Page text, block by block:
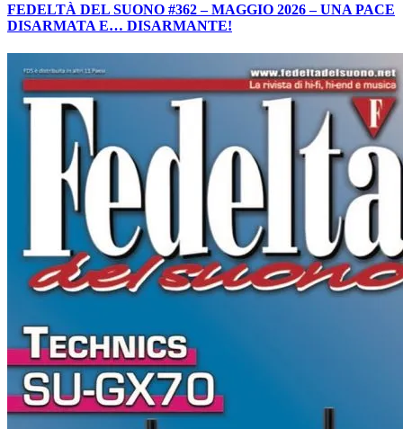
FEDELTÀ DEL SUONO #362 – MAGGIO 2026 – UNA PACE
DISARMATA E… DISARMANTE!